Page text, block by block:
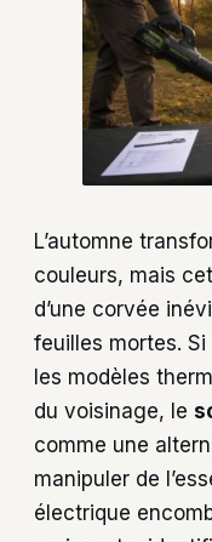
L’automne
couleurs, mais
d’une corvée
feuilles mortes.
les modèles
du voisinage, le
comme une
manipuler de
électrique